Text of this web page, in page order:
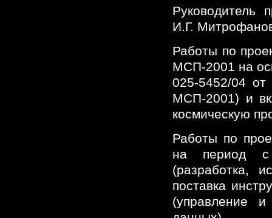
И.Г.
Работы по
МСП-2001 на
025-5452/04
МСП-2001) и
космическую
Работы по
на период
(разработка,
поставка
(управление и